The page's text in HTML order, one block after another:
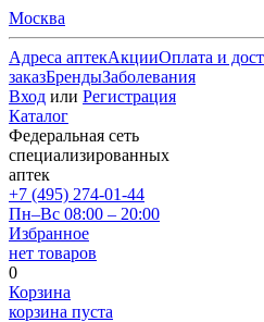
Москва
Адреса аптекАкцииОплата и
заказБрендыЗаболевания
Вход или Регистрация
Каталог
Федеральная сеть
специализированных
аптек
+7 (495) 274-01-44
Пн–Вс 08:00 – 20:00
Избранное
нет товаров
0
Корзина
корзина пуста